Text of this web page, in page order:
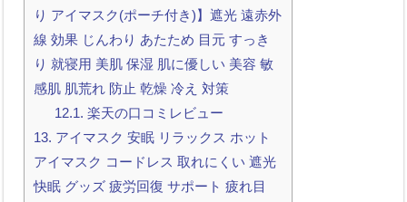
り アイマスク(ポーチ付き)】遮光 遠赤外
線 効果 じんわり あたため 目元 すっき
り 就寝用 美肌 保湿 肌に優しい 美容 敏
感肌 肌荒れ 防止 乾燥 冷え 対策
12.1. 楽天の口コミレビュー
13. アイマスク 安眠 リラックス ホット
アイマスク コードレス 取れにくい 遮光
快眠 グッズ 疲労回復 サポート 疲れ目